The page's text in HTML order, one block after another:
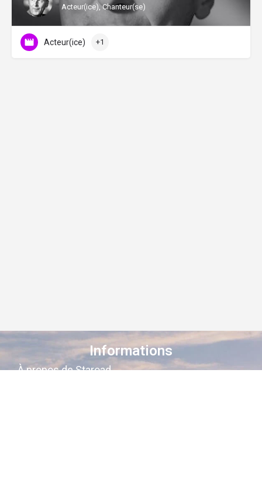
Acteur(ice), Chanteur(se)
Acteur(ice) +1
Informations
À propos de Staroad